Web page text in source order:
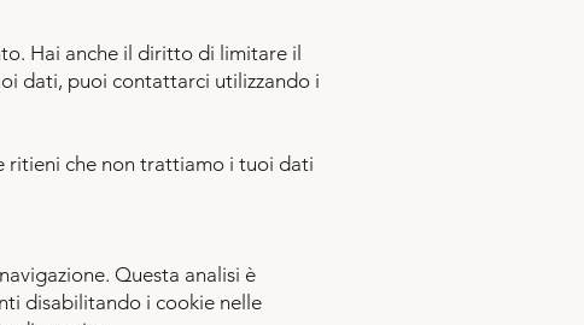
Hai anche il diritto di limitare il
dati, puoi contattarci utilizzando i
ritieni che non trattiamo i tuoi dati
Questa analisi è
disabilitando i cookie nelle